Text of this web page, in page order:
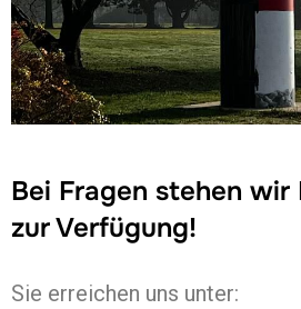
Bei Fragen stehen wir
zur Verfügung!
Sie erreichen uns unter: